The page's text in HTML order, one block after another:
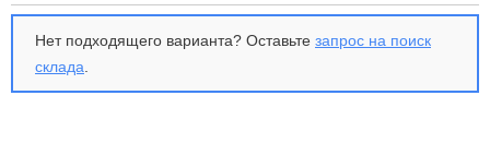
Нет подходящего варианта? Оставьте запрос на поиск
склада